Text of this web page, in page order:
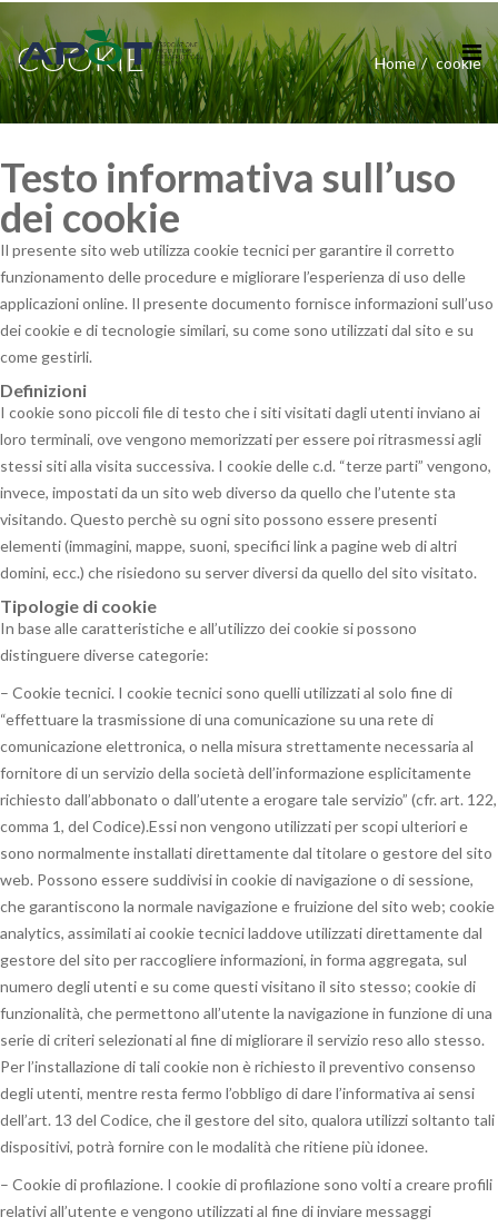
COOKIE Home cookie
Testo informativa sull’uso
dei cookie
Il presente sito web utilizza cookie tecnici per garantire il corretto
funzionamento delle procedure e migliorare l’esperienza di uso delle
applicazioni online. Il presente documento fornisce informazioni sull’uso
dei cookie e di tecnologie similari, su come sono utilizzati dal sito e su
come gestirli.
Definizioni
I cookie sono piccoli file di testo che i siti visitati dagli utenti inviano ai
loro terminali, ove vengono memorizzati per essere poi ritrasmessi agli
stessi siti alla visita successiva. I cookie delle c.d. “terze parti” vengono,
invece, impostati da un sito web diverso da quello che l’utente sta
visitando. Questo perchè su ogni sito possono essere presenti
elementi (immagini, mappe, suoni, specifici link a pagine web di altri
domini, ecc.) che risiedono su server diversi da quello del sito visitato.
Tipologie di cookie
In base alle caratteristiche e all’utilizzo dei cookie si possono
distinguere diverse categorie:
– Cookie tecnici. I cookie tecnici sono quelli utilizzati al solo fine di
“effettuare la trasmissione di una comunicazione su una rete di
comunicazione elettronica, o nella misura strettamente necessaria al
fornitore di un servizio della società dell’informazione esplicitamente
richiesto dall’abbonato o dall’utente a erogare tale servizio” (cfr. art. 122,
comma 1, del Codice).Essi non vengono utilizzati per scopi ulteriori e
sono normalmente installati direttamente dal titolare o gestore del sito
web. Possono essere suddivisi in cookie di navigazione o di sessione,
che garantiscono la normale navigazione e fruizione del sito web; cookie
analytics, assimilati ai cookie tecnici laddove utilizzati direttamente dal
gestore del sito per raccogliere informazioni, in forma aggregata, sul
numero degli utenti e su come questi visitano il sito stesso; cookie di
funzionalità, che permettono all’utente la navigazione in funzione di una
serie di criteri selezionati al fine di migliorare il servizio reso allo stesso.
Per l’installazione di tali cookie non è richiesto il preventivo consenso
degli utenti, mentre resta fermo l’obbligo di dare l’informativa ai sensi
dell’art. 13 del Codice, che il gestore del sito, qualora utilizzi soltanto tali
dispositivi, potrà fornire con le modalità che ritiene più idonee.
– Cookie di profilazione. I cookie di profilazione sono volti a creare profili
relativi all’utente e vengono utilizzati al fine di inviare messaggi